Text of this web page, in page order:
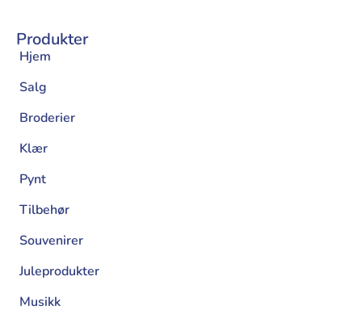
Produkter
Hjem
Salg
Broderier
Klær
Pynt
Tilbehør
Souvenirer
Juleprodukter
Musikk